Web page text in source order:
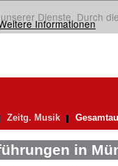
Dienste. Durch
Informationen
Zeitg. Musik
in